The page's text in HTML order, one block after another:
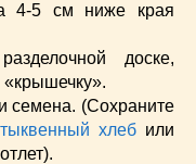
4-5 см ниже края
доске,
семена. (Сохраните
тыквенный хлеб или